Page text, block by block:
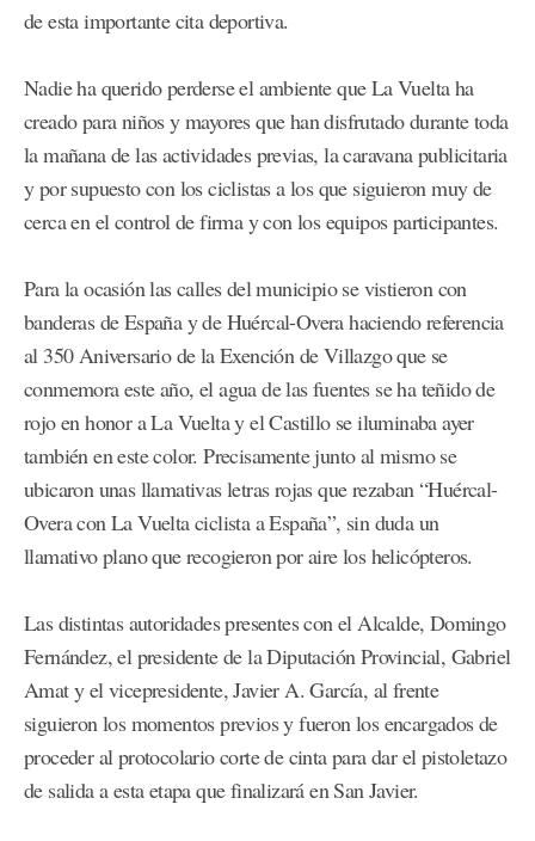
de esta importante cita deportiva.
Nadie ha querido perderse el ambiente que La Vuelta ha
creado para niños y mayores que han disfrutado durante toda
la mañana de las actividades previas, la caravana publicitaria
y por supuesto con los ciclistas a los que siguieron muy de
cerca en el control de firma y con los equipos participantes.
Para la ocasión las calles del municipio se vistieron con
banderas de España y de Huércal-Overa haciendo referencia
al 350 Aniversario de la Exención de Villazgo que se
conmemora este año, el agua de las fuentes se ha teñido de
rojo en honor a La Vuelta y el Castillo se iluminaba ayer
también en este color. Precisamente junto al mismo se
ubicaron unas llamativas letras rojas que rezaban “Huércal-
Overa con La Vuelta ciclista a España”, sin duda un
llamativo plano que recogieron por aire los helicópteros.
Las distintas autoridades presentes con el Alcalde, Domingo
Fernández, el presidente de la Diputación Provincial, Gabriel
Amat y el vicepresidente, Javier A. García, al frente
siguieron los momentos previos y fueron los encargados de
proceder al protocolario corte de cinta para dar el pistoletazo
de salida a esta etapa que finalizará en San Javier.